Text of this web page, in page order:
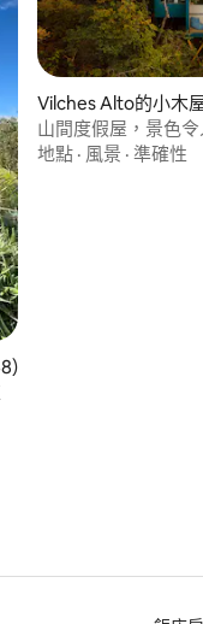
評價中獲得 5.0 的平均評
Vilches Alto的小木
山間度假屋，景色
爾托
地點 · 風景 · 準確性